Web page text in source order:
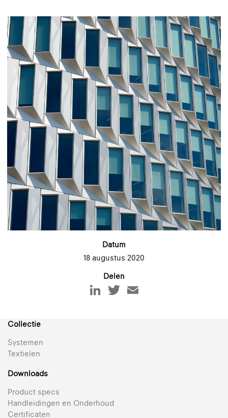
Datum
18 augustus 2020
Delen
Collectie
Systemen
Textielen
Downloads
Product specs
Handleidingen en Onderhoud
Certificaten